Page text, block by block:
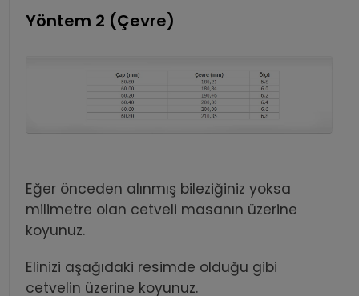
Yöntem 2 (Çevre)
Eğer önceden alınmış bileziğiniz yoksa
milimetre olan cetveli masanın üzerine
koyunuz.
Elinizi aşağıdaki resimde olduğu gibi
cetvelin üzerine koyunuz.